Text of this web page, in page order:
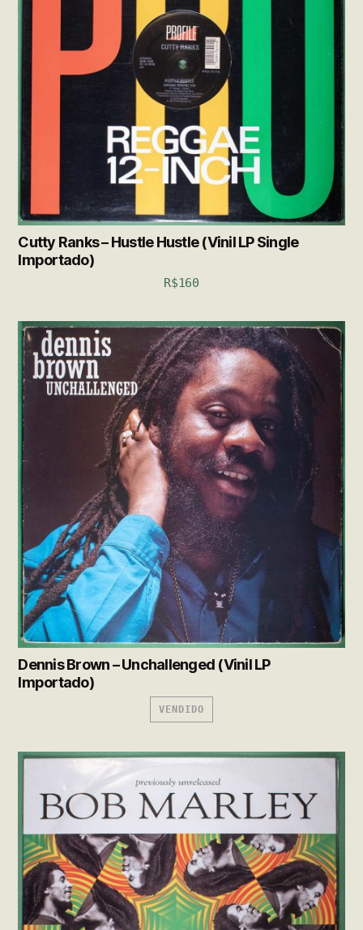
Cutty Ranks – Hustle Hustle (Vinil LP Single
Importado)
R$160
Dennis Brown – Unchallenged (Vinil LP
Importado)
VENDIDO